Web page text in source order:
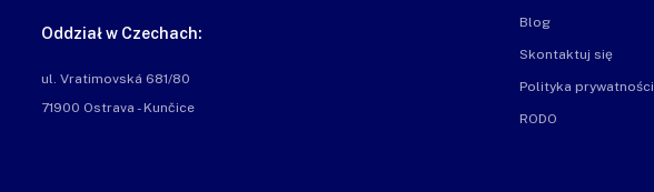
Oddział w Czechach:
ul. Vratimovská 681/80
71900 Ostrava - Kunčice
Blog
Skontaktuj się
Polityka prywatności
RODO